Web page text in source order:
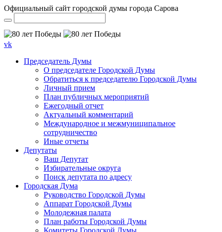
Официальный сайт городской думы города Сарова
vk
Председатель Думы
О председателе Городской Думы
Обратиться к председателю Городской Думы
Личный прием
План публичных мероприятий
Ежегодный отчет
Актуальный комментарий
Международное и межмуниципальное
сотрудничество
Иные отчеты
Депутаты
Ваш Депутат
Избирательные округа
Поиск депутата по адресу
Городская Дума
Руководство Городской Думы
Аппарат Городской Думы
Молодежная палата
План работы Городской Думы
Комитеты Городской Думы